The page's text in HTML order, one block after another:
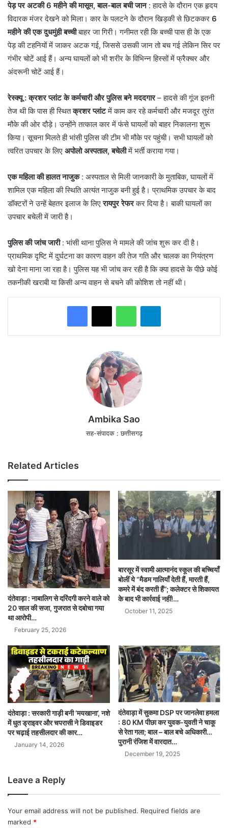
पेड़ पर अटकी 6 महीने की मासूम, बाल-बाल बची जान: हादसे के दौरान एक हृदय
विदारक मंजर देखने को मिला। कार के पलटने के दौरान खिड़की से छिटककर 6
महीने की एक दुधमुंही बच्चीबाहर जा गिरी। गनीमत रही कि बच्ची पास ही के एक
पेड़ की टहनियों में जाकर अटक गई, जिससे उसकी जान तो बच गई लेकिन सिर पर
गंभीर चोटें आई हैं। अन्य घायलों को भी शरीर के विभिन्न हिस्सों में फ्रैक्चर और
अंदरूनी चोटें आई हैं।
रेस्क्यू : क्रशर प्लांट के कर्मचारी और पुलिस बने मददगार– हादसे की गूंज इतनी
तेज थी कि पास ही स्थितक्रशर प्लांटमें काम कर रहे कर्मचारी और मजदूर तुरंत
मौके की ओर दौड़े। उन्होंने तत्काल कार में फंसे घायलों को बाहर निकालना शुरू
किया। सूचना मिलते ही भांसी पुलिस की टीम भी मौके पर पहुंची। सभी घायलों को
त्वरित उपचार के लिए अपोलो अस्पताल, बचेलीमें भर्ती कराया गया।
एक महिला की हालत नाजुक: ​अस्पताल से मिली जानकारी के मुताबिक, घायलों में
शामिल एक महिला की स्थिति अत्यंत नाजुक बनी हुई है। प्राथमिक उपचार के बाद
डॉक्टरों ने उन्हें बेहतर इलाज के लिएरायपुर रेफरकर दिया है। बाकी घायलों का
उपचार बचेली में जारी है।
पुलिस की जांच जारी: भांसी थाना पुलिस ने मामले की जांच शुरू कर दी है।
प्राथमिक दृष्टि में दुर्घटना का कारण वाहन की तेज गति और चालक का नियंत्रण
खो देना माना जा रहा है। पुलिस यह भी जांच कर रही है कि क्या हादसे के पीछे कोई
तकनीकी खराबी या किसी अन्य वाहन से बचने की कोशिश तो नहीं थी।
WhatsAppTelegram
Ambika Sao
सह-संपादक : छत्तीसगढ़
Related Articles
दंतेवाड़ा : नाबालिग से दरिंदगी करने वाले को
20 साल की सजा, गुजरात से दबोचा गया
था आरोपी…
February 25, 2026
बारसूर में स्वामी आत्मानंद स्कूल की बच्चियाँ
बोलीं ये “मैडम गालियाँ देती हैं, मारती हैं,
कमरे में बंद करती हैं”; कलेक्टर से शिकायत
के बाद भी कार्रवाई नहीं!…
October 11, 2025
दंतेवाड़ा : सरकारी गाड़ी बनी ‘मयखाना’, नशे
में धुत ड्राइवर और चपरासी ने डिवाइडर
पर चढ़ाई तहसीलदार की कार…
January 14, 2026
दंतेवाड़ा में सुकमा DSP पर जानलेवा हमला
: 80 KM पीछा कर युवक-युवती ने चाकू
से रेता गला; बाल – बाल बचे अधिकारी…
पुरानी रंजिश में वारदात…
December 19, 2025
Leave a Reply
Your email address will not be published. Required fields are
marked *